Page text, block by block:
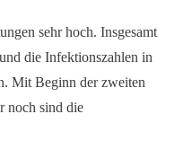
sehr hoch. Insgesamt
die Infektionszahlen in
Mit Beginn der zweiten
noch sind die